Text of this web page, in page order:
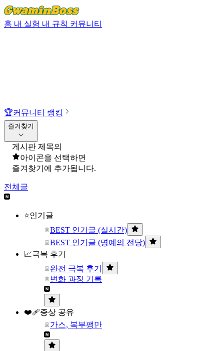
홈 내 실험 내 규칙 커뮤니티
🏆커뮤니티 랭킹
즐겨찾기
게시판 제목의
아이콘을 선택하면
즐겨찾기에 추가됩니다.
전체글
⭐인기글
BEST 인기글 (실시간)
BEST 인기글 (명예의 전당)
📈극복 후기
완전 극복 후기
변화 과정 기록
❤️‍🩹증상 공유
가스, 복부팽만